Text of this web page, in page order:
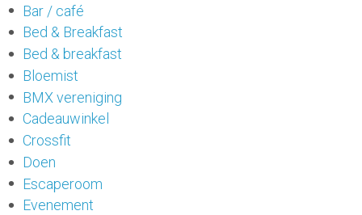
Bar / café
Bed & Breakfast
Bed & breakfast
Bloemist
BMX vereniging
Cadeauwinkel
Crossfit
Doen
Escaperoom
Evenement